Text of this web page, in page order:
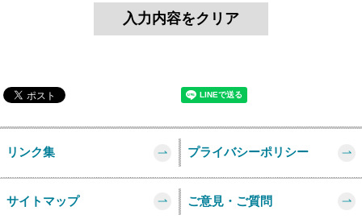
リンク集 プライバシーポリシー
サイトマップ ご意見・ご質問